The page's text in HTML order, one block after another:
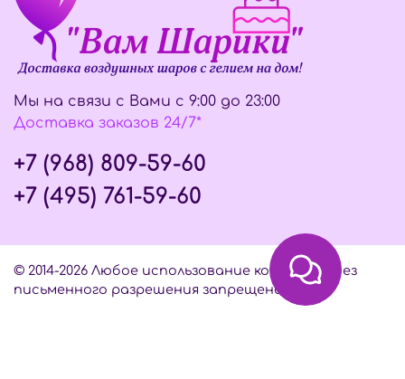
Мы на связи с Вами с 9:00 до 23:00
Доставка заказов 24/7*
+7 (968) 809-59-60
+7 (495) 761-59-60
© 2014-2026 Любое использование контента без
письменного разрешения запрещено